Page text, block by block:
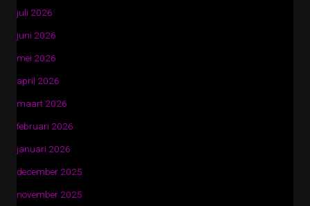
juli 2026
juni 2026
mei 2026
april 2026
maart 2026
februari 2026
januari 2026
december 2025
november 2025